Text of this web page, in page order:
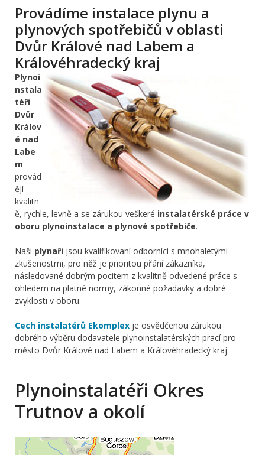
Provádíme instalace plynu a
plynových spotřebičů v oblasti
Dvůr Králové nad Labem a
Královéhradecký kraj
Plynoi
nstala
téři
Dvůr
Králov
é nad
Labe
m
provád
ějí
kvalitn
ě, rychle, levně a se zárukou veškeré instalatérské práce v
oboru plynoinstalace a plynové spotřebiče.
Naši plynaři jsou kvalifikovaní odborníci s mnohaletými
zkušenostmi, pro něž je prioritou přání zákazníka,
následované dobrým pocitem z kvalitně odvedené práce s
ohledem na platné normy, zákonné požadavky a dobré
zvyklosti v oboru.
Cech instalatérů Ekomplex je osvědčenou zárukou
dobrého výběru dodavatele plynoinstalatérských prací pro
město Dvůr Králové nad Labem a Královéhradecký kraj.
Plynoinstalatéři Okres
Trutnov a okolí